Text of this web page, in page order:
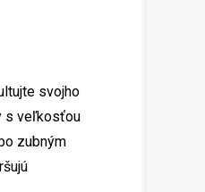
svojho
s veľkosťou
zubným